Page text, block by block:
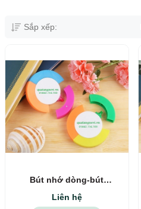
Sắp xếp:
Bút nhớ dòng-bút
Liên hệ